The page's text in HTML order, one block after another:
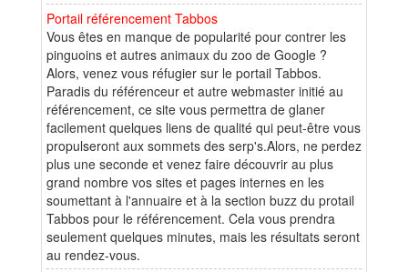
Portail référencement Tabbos
Vous êtes en manque de popularité pour contrer les
pinguoins et autres animaux du zoo de Google ?
Alors, venez vous réfugier sur le portail Tabbos.
Paradis du référenceur et autre webmaster initié au
référencement, ce site vous permettra de glaner
facilement quelques liens de qualité qui peut-être vous
propulseront aux sommets des serp's.Alors, ne perdez
plus une seconde et venez faire découvrir au plus
grand nombre vos sites et pages internes en les
soumettant à l'annuaire et à la section buzz du protail
Tabbos pour le référencement. Cela vous prendra
seulement quelques minutes, mais les résultats seront
au rendez-vous.